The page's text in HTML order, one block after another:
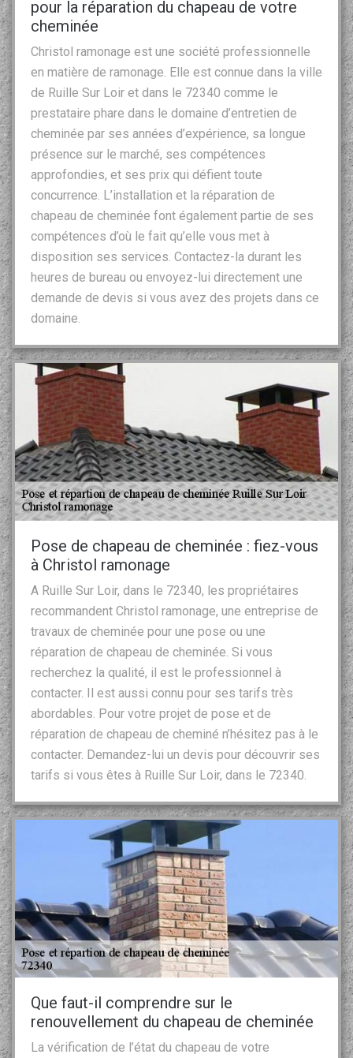
pour la réparation du chapeau de votre
cheminée
Christol ramonage est une société professionnelle
en matière de ramonage. Elle est connue dans la ville
de Ruille Sur Loir et dans le 72340 comme le
prestataire phare dans le domaine d’entretien de
cheminée par ses années d’expérience, sa longue
présence sur le marché, ses compétences
approfondies, et ses prix qui défient toute
concurrence. L’installation et la réparation de
chapeau de cheminée font également partie de ses
compétences d’où le fait qu’elle vous met à
disposition ses services. Contactez-la durant les
heures de bureau ou envoyez-lui directement une
demande de devis si vous avez des projets dans ce
domaine.
Pose de chapeau de cheminée : fiez-vous
à Christol ramonage
A Ruille Sur Loir, dans le 72340, les propriétaires
recommandent Christol ramonage, une entreprise de
travaux de cheminée pour une pose ou une
réparation de chapeau de cheminée. Si vous
recherchez la qualité, il est le professionnel à
contacter. Il est aussi connu pour ses tarifs très
abordables. Pour votre projet de pose et de
réparation de chapeau de cheminé n’hésitez pas à le
contacter. Demandez-lui un devis pour découvrir ses
tarifs si vous êtes à Ruille Sur Loir, dans le 72340.
Que faut-il comprendre sur le
renouvellement du chapeau de cheminée
La vérification de l’état du chapeau de votre